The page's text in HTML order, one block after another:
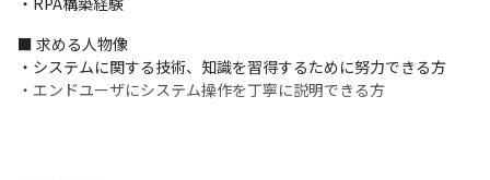
・遠隔でコミュニケーションをとる際はビデオ会議（Webex、
Zoom等）を使用しています
＜1日のスケジュール例＞
・少数精鋭で開発を行っているため、必要な打ち合わせは適宜行
■ 求める人物像
・システムに関する技術、知識を習得するために努力できる方
・エンドユーザにシステム操作を丁寧に説明できる方